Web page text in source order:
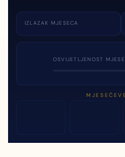
IZLAZAK MJESECA
OSVIJETLJENOST